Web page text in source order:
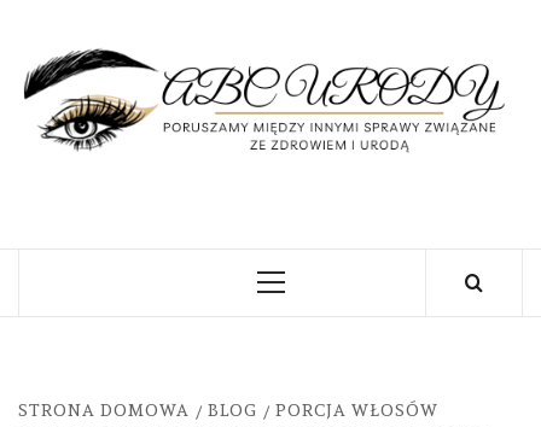
content
Primary
STRONA DOMOWA BLOG
PORCJA WŁOSÓW